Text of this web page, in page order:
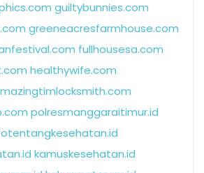
guiltybunnies.com
greeneacresfarmhouse.com
fullhousesa.com
healthywife.com
polresmanggaraitimur.id
kamuskesehatan.id